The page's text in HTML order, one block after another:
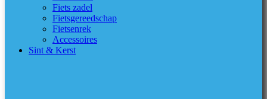
Fiets zadel
Fietsgereedschap
Fietsenrek
Accessoires
Sint & Kerst